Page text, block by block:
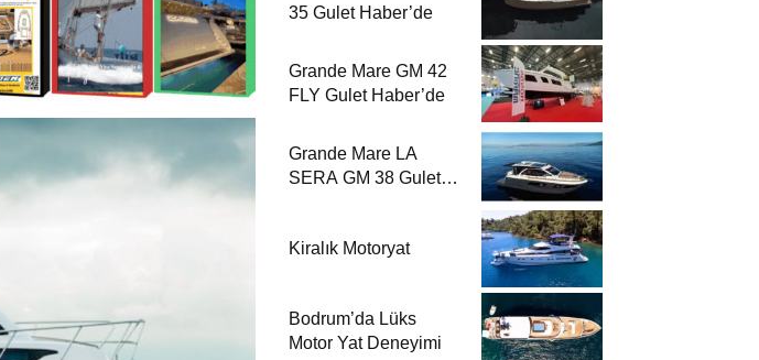
35 Gulet Haber’de
Grande Mare GM 42
FLY Gulet Haber’de
Grande Mare LA
SERA GM 38 Gulet
Kiralık Motoryat
Bodrum’da Lüks
Motor Yat Deneyimi